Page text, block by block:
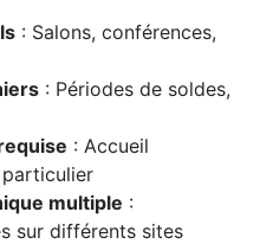
: Salons, conférences,
: Périodes de soldes,
: Accueil
multiple :
sur différents sites